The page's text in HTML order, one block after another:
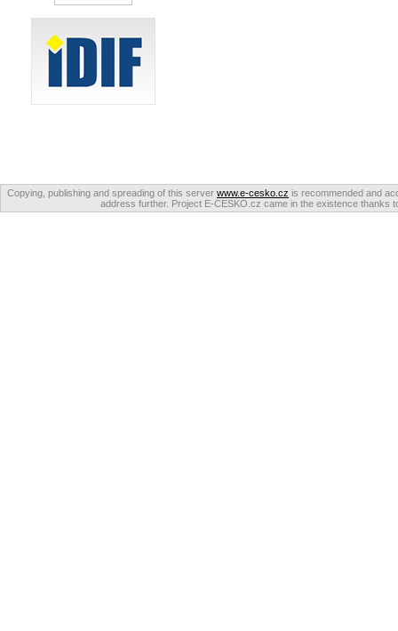
Copying, publishing and spreading of this server www.e-cesko.cz is recommended and
address further. Project E-CESKO.cz came in the existence thanks